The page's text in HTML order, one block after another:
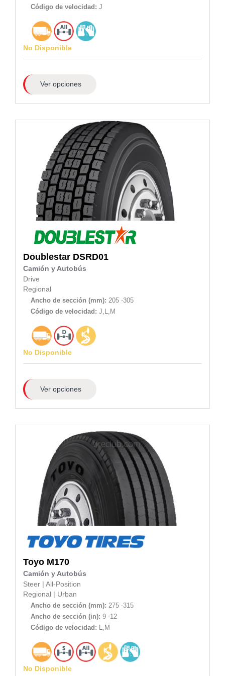
Código de velocidad: J
No Disponible
Ver opciones
Doublestar DSRD01
Camión y Autobús
Drive
Regional
Ancho de sección (mm): 205 -305
Código de velocidad: J,L,M
No Disponible
Ver opciones
Toyo M170
Camión y Autobús
Steer
All-Position
Regional
Urban
Ancho de sección (mm): 275 -315
Ancho de sección (in): 9 -12
Código de velocidad: L,M
No Disponible